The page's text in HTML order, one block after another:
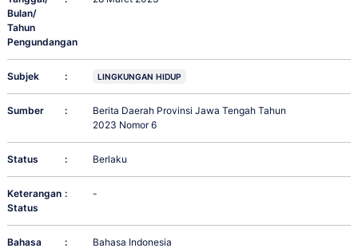
Bulan/
Tahun
Pengundangan
Subjek : LINGKUNGAN HIDUP
Sumber :
Berita Daerah Provinsi Jawa Tengah Tahun
2023 Nomor 6
Status : Berlaku
Keterangan
Status
: -
Bahasa : Bahasa Indonesia